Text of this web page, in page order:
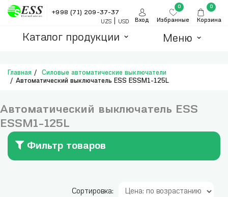
+998 (71) 209-37-37
UZS USD Вход Избранные
0
Корзина
0
Каталог продукции Меню
Главная
Силовые автоматические выключатели
Автоматический выключатель ESS ESSM1-125L
Автоматический выключатель ESS
ESSM1-125L
Фильтр товаров
Сортировка: